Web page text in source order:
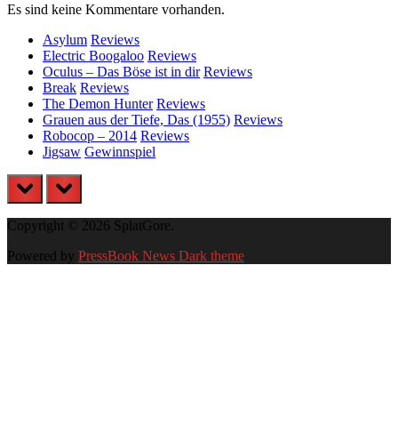
Es sind keine Kommentare vorhanden.
Asylum Reviews
Electric Boogaloo Reviews
Oculus – Das Böse ist in dir Reviews
Break Reviews
The Demon Hunter Reviews
Grauen aus der Tiefe, Das (1955) Reviews
Robocop – 2014 Reviews
Jigsaw Gewinnspiel
prev next
Copyright © 2026 SplatGore.
Powered by PressBook News Dark theme